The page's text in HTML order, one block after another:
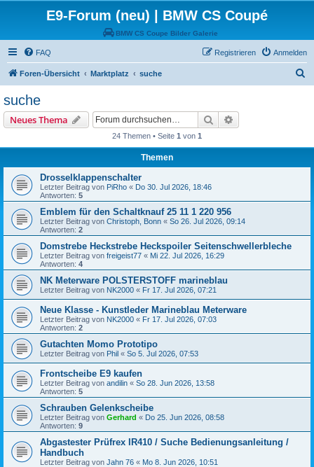
E9-Forum (neu) | BMW CS Coupé
BMW CS Coupe Bilder Galerie
FAQ Anmelden
Registrieren
Foren-Übersicht Marktplatz suche
suche
Neues Thema Suche
24 Themen • Seite 1 von 1
Themen
Drosselklappenschalter
Letzter Beitrag von PiRho « Do 30. Jul 2026, 18:46
Antworten: 5
Emblem für den Schaltknauf 25 11 1 220 956
Letzter Beitrag von Christoph, Bonn « So 26. Jul 2026, 09:14
Antworten: 2
Domstrebe Heckstrebe Heckspoiler Seitenschwellerbleche
Letzter Beitrag von freigeist77 « Mi 22. Jul 2026, 16:29
Antworten: 4
NK Meterware POLSTERSTOFF marineblau
Letzter Beitrag von NK2000 « Fr 17. Jul 2026, 07:21
Neue Klasse - Kunstleder Marineblau Meterware
Letzter Beitrag von NK2000 « Fr 17. Jul 2026, 07:03
Antworten: 2
Gutachten Momo Prototipo
Letzter Beitrag von Phil « So 5. Jul 2026, 07:53
Frontscheibe E9 kaufen
Letzter Beitrag von andilin « So 28. Jun 2026, 13:58
Antworten: 5
Schrauben Gelenkscheibe
Letzter Beitrag von Gerhard « Do 25. Jun 2026, 08:58
Antworten: 9
Abgastester Prüfrex IR410 / Suche Bedienungsanleitung /
Handbuch
Letzter Beitrag von Jahn 76 « Mo 8. Jun 2026, 10:51